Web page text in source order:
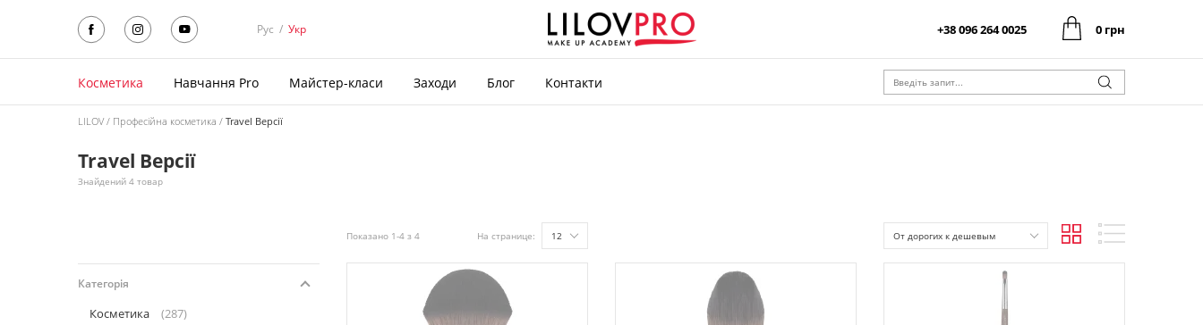
Рус / Укр +38 096 264 0025 0 грн
Косметика Навчання Pro Майстер-класи Заходи Блог Контакти
LILOV Професійна косметика Travel Версії
Travel Версії
Знайдений 4 товар
Категорія
Косметика
(287)
Показано 1-4 з 4 На странице: 12 От дорогих к дешевым